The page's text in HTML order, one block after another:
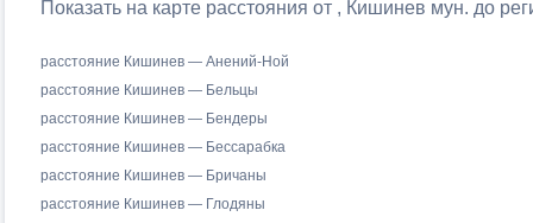
Показать на карте расстояния от , Кишинев мун. до
расстояние Кишинев — Анений-Ной
расстояние Кишинев — Бельцы
расстояние Кишинев — Бендеры
расстояние Кишинев — Бессарабка
расстояние Кишинев — Бричаны
расстояние Кишинев — Глодяны